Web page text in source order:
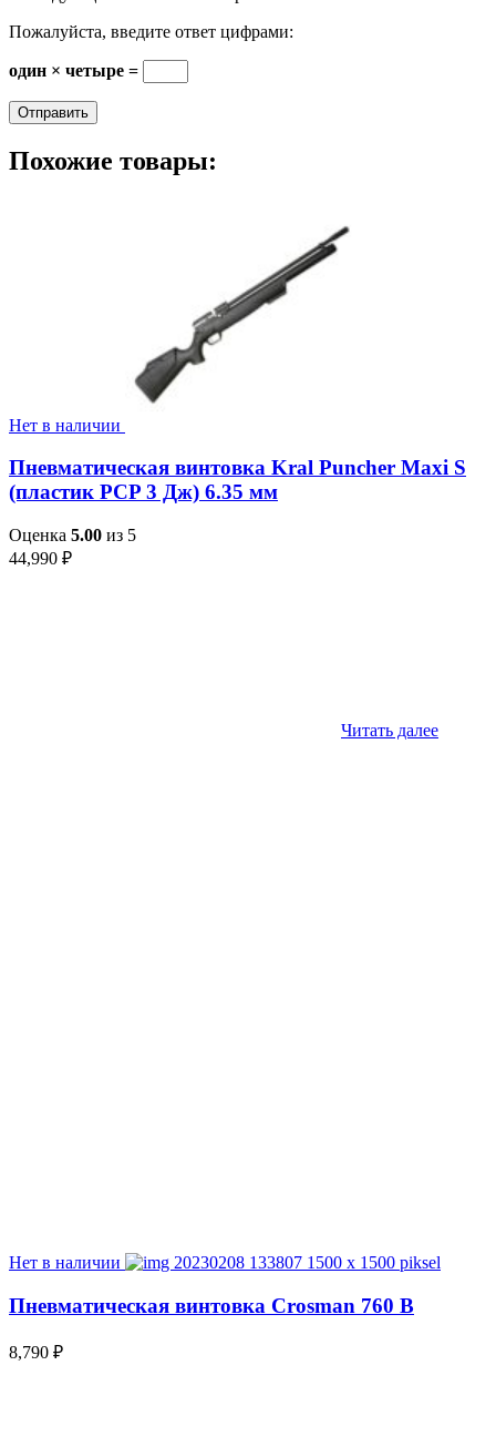
Пожалуйста, введите ответ цифрами:
один × четыре =
Похожие товары:
Нет в наличии
Пневматическая винтовка Kral Puncher Maxi S
(пластик PCP 3 Дж) 6.35 мм
Оценка 5.00 из 5
44,990 ₽
Читать далее
Нет в наличии
Пневматическая винтовка Crosman 760 B
8,790 ₽